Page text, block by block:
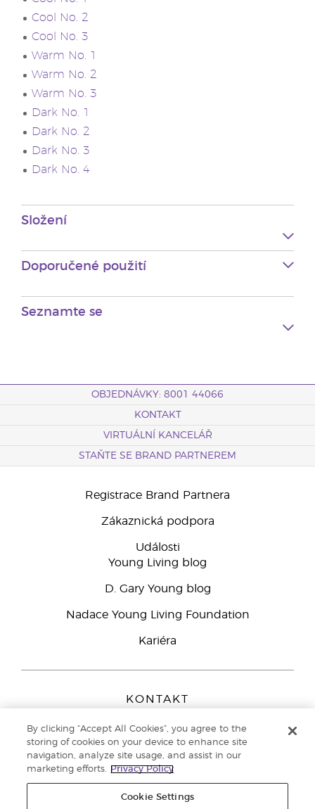
Cool No. 2
Cool No. 3
Warm No. 1
Warm No. 2
Warm No. 3
Dark No. 1
Dark No. 2
Dark No. 3
Dark No. 4
Složení
Doporučené použití
Seznamte se
OBJEDNÁVKY: 8001 44066
KONTAKT
VIRTUÁLNÍ KANCELÁŘ
STAŇTE SE BRAND PARTNEREM
Registrace Brand Partnera
Zákaznická podpora
Události
Young Living blog
D. Gary Young blog
Nadace Young Living Foundation
Kariéra
KONTAKT
Peizerweg 97
9727 AJ Groningen
Netherlands
Zákaznická podpora800 144 066
By clicking “Accept All Cookies”, you agree to the
storing of cookies on your device to enhance site
navigation, analyze site usage, and assist in our
marketing efforts.
Privacy Policy
Cookie Settings